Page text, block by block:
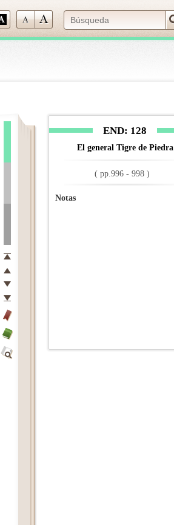
primera
página
del
texto
página
anterior
página
siguiente
última
página
del
texto
Insertar
marcador
Desactivar
Glosario
END: 128
El general Tigre de Piedra
( pp.996 - 998 )
Notas